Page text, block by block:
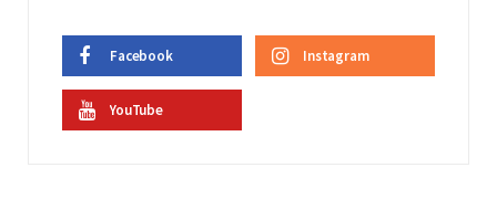
Facebook Instagram
YouTube